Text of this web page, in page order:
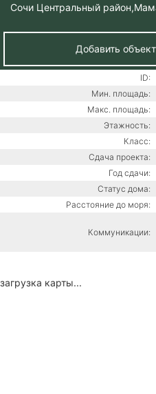
Сочи Центральный район,
Добавить
ID:
Мин. площадь:
Макс. площадь:
Этажность:
Класс:
Сдача проекта:
Год сдачи:
Статус дома:
Расстояние до моря:
Коммуникации:
загрузка карты...